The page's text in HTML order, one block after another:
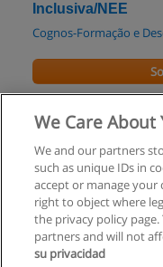
Inclusiva/NEE
Cognos-Formação e
Curso de
Cognos-Formação e
We Care About
We and our partners
such as unique IDs in
accept or manage your
right to object where
the privacy policy
partners and will not
su privacidad